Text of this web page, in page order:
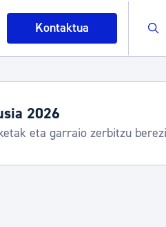
Kontaktua
2026
eta garraio zerbitzu